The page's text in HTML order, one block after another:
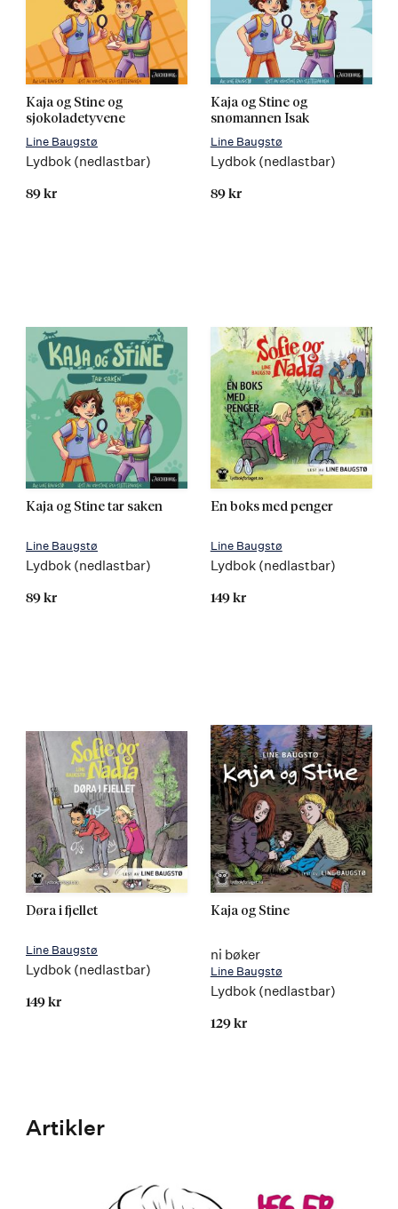
Kaja og Stine og
sjokoladetyvene
Line Baugstø
Lydbok (nedlastbar)
89 kr
Kaja og Stine og
snømannen Isak
Line Baugstø
Lydbok (nedlastbar)
89 kr
Kaja og Stine tar saken
Line Baugstø
Lydbok (nedlastbar)
89 kr
En boks med penger
Line Baugstø
Lydbok (nedlastbar)
149 kr
Døra i fjellet
Line Baugstø
Lydbok (nedlastbar)
149 kr
Kaja og Stine
ni bøker
Line Baugstø
Lydbok (nedlastbar)
129 kr
Artikler